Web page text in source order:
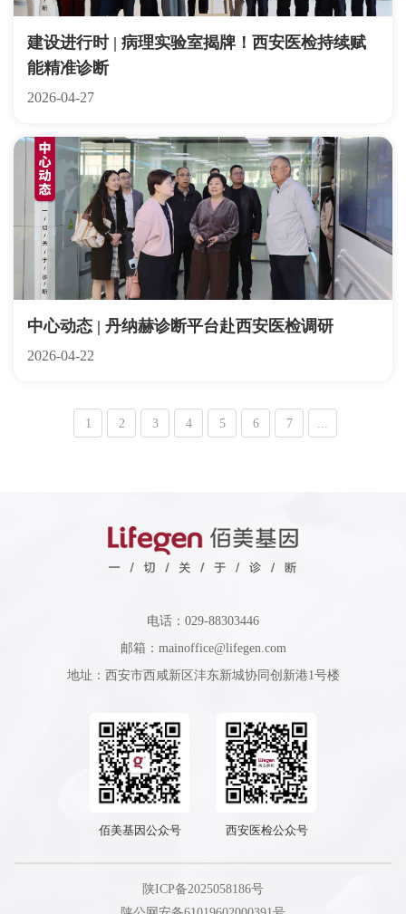
建设进行时 | 病理实验室揭牌！西安医检持续赋
能精准诊断
2026-04-27
中心动态 | 丹纳赫诊断平台赴西安医检调研
2026-04-22
1 2 3 4 5 6 7 ...
电话：029-88303446
邮箱：mainoffice@lifegen.com
地址：西安市西咸新区沣东新城协同创新港1号楼
佰美基因公众号 西安医检公众号
陕ICP备2025058186号